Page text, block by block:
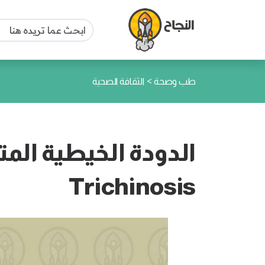
طب وصحة > الثقافة الصحية
الدودة الخيطية
Trichinosis